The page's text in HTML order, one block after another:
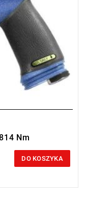
Nm
DO KOSZYKA